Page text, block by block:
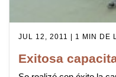
JUL 12, 2011 | 1 MIN DE
Exitosa